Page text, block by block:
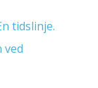
tidslinje.
ved